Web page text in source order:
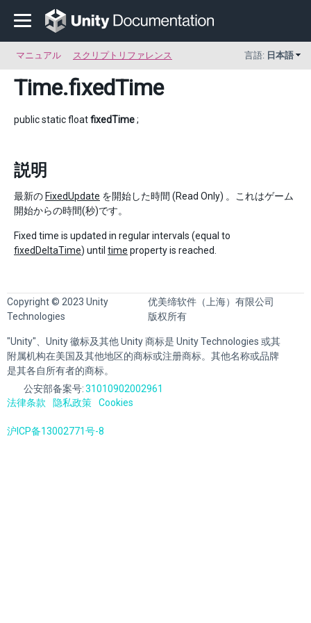
マニュアル スクリプトリファレンス 言語: 日本語
Time.fixedTime
public static floatfixedTime;
説明
最新の FixedUpdate を開始した時間 (Read Only) 。これはゲーム
開始からの時間(秒)です。
Fixed time is updated in regular intervals (equal to
fixedDeltaTime) until time property is reached.
Copyright © 2023 Unity
Technologies
优美缔软件（上海）有限公司
版权所有
"Unity"、Unity 徽标及其他 Unity 商标是 Unity Technologies 或其
附属机构在美国及其他地区的商标或注册商标。其他名称或品牌
是其各自所有者的商标。
公安部备案号:31010902002961
法律条款
隐私政策 Cookies
沪ICP备13002771号-8